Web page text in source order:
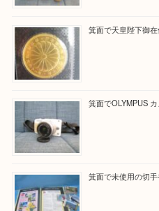
Facebook
Twitter
買